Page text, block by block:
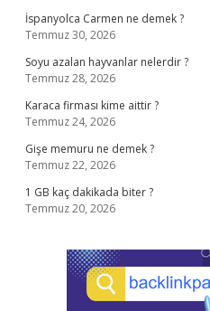
İspanyolca Carmen ne demek ?
Temmuz 30, 2026
Soyu azalan hayvanlar nelerdir ?
Temmuz 28, 2026
Karaca firması kime aittir ?
Temmuz 24, 2026
Gişe memuru ne demek ?
Temmuz 22, 2026
1 GB kaç dakikada biter ?
Temmuz 20, 2026